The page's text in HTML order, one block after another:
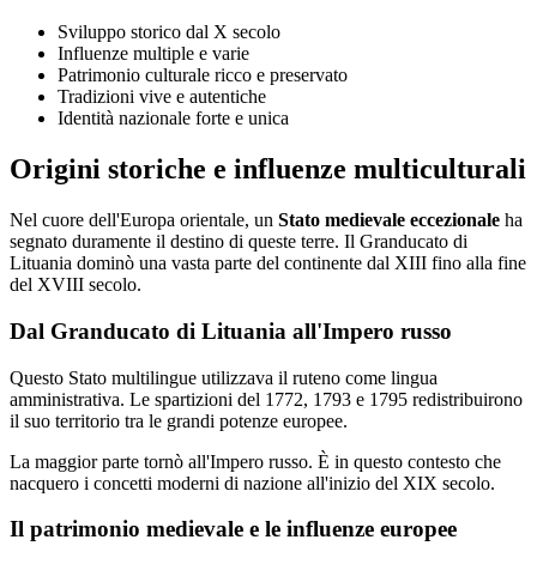
Sviluppo storico dal X secolo
Influenze multiple e varie
Patrimonio culturale ricco e preservato
Tradizioni vive e autentiche
Identità nazionale forte e unica
Origini storiche e influenze multiculturali
Nel cuore dell'Europa orientale, un Stato medievale eccezionale ha
segnato duramente il destino di queste terre. Il Granducato di
Lituania dominò una vasta parte del continente dal XIII fino alla fine
del XVIII secolo.
Dal Granducato di Lituania all'Impero russo
Questo Stato multilingue utilizzava il ruteno come lingua
amministrativa. Le spartizioni del 1772, 1793 e 1795 redistribuirono
il suo territorio tra le grandi potenze europee.
La maggior parte tornò all'Impero russo. È in questo contesto che
nacquero i concetti moderni di nazione all'inizio del XIX secolo.
Il patrimonio medievale e le influenze europee